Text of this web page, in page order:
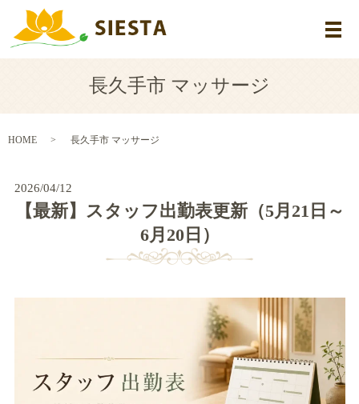
メ
長久手市 マッサージ
HOME 長久手市 マッサージ
2026/04/12
【最新】スタッフ出勤表更新（5月21日～
6月20日）